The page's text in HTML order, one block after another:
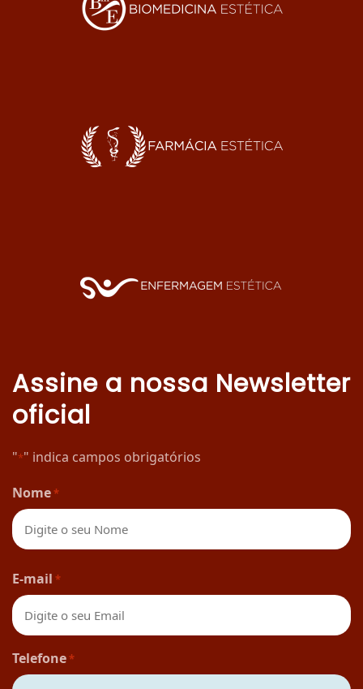
Assine a nossa Newsletter
oficial
"*" indica campos obrigatórios
Nome*
E-mail *
Telefone*